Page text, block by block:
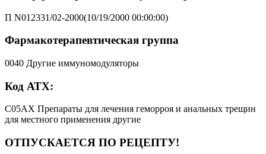
П N012331/02-2000(10/19/2000 00:00:00)
Фармакотерапевтическая группа
0040 Другие иммуномодуляторы
Код АТХ:
C05AX Препараты для лечения геморроя и анальных трещин
для местного применения другие
ОТПУСКАЕТСЯ ПО РЕЦЕПТУ!